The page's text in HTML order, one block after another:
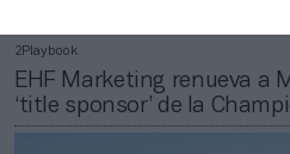
2Playbook
EHF Marketing renueva a
‘title sponsor’ de la